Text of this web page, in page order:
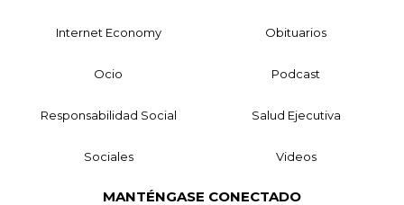
Internet Economy Obituarios
Ocio Podcast
Responsabilidad Social Salud Ejecutiva
Sociales Videos
MANTÉNGASE CONECTADO